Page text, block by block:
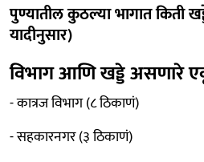
पुण्यातील कुठल्या भागात किती
यादीनुसार)
विभाग आणि खड्डे असणारे
- कात्रज विभाग (८ ठिकाणं)
- सहकारनगर (३ ठिकाणं)